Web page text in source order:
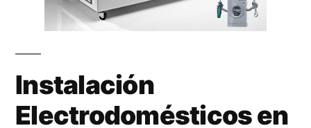
Instalación
Electrodomésticos en